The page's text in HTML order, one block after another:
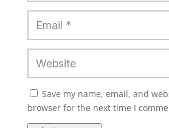
Save my name, email, and
browser for the next time I